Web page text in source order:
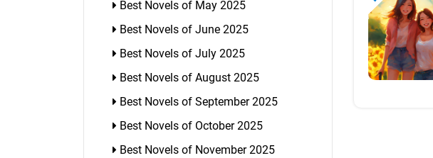
Best Novels of May 2025
Best Novels of June 2025
Best Novels of July 2025
Best Novels of August 2025
Best Novels of September 2025
Best Novels of October 2025
Best Novels of November 2025